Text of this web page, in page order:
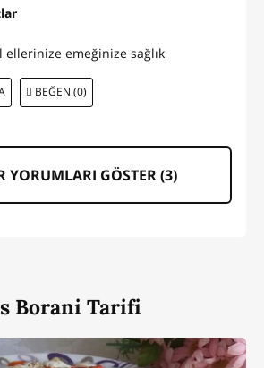
ellerinize emeğinize sağlık
BEĞEN (0)
YORUMLARI GÖSTER (3)
Borani Tarifi